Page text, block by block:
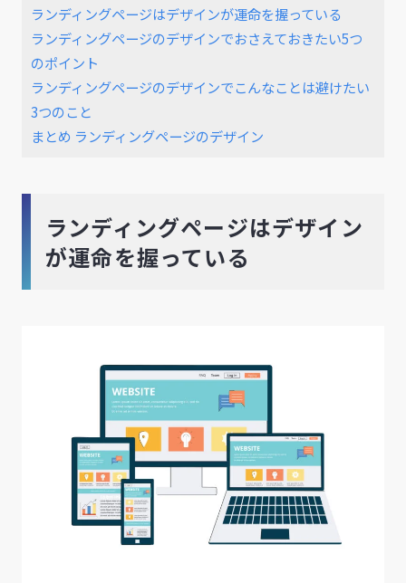
ランディングページはデザインが運命を握っている
ランディングページのデザインでおさえておきたい5つ
のポイント
ランディングページのデザインでこんなことは避けたい
3つのこと
まとめ ランディングページのデザイン
ランディングページはデザイン
が運命を握っている